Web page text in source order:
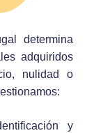
determina
adquiridos
nulidad o
y